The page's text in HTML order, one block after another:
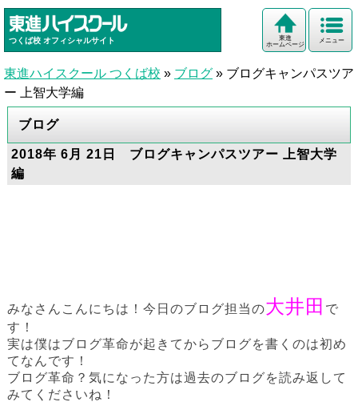
つくば校 オフィシャルサイト メニュー
東進
ホームページ
東進ハイスクール つくば校 » ブログ » ブログキャンパスツア
ー 上智大学編
ブログ
2018年 6月 21日 ブログキャンパスツアー 上智大学
編
みなさんこんにちは！今日のブログ担当の大井田 で
す！
実は僕はブログ革命が起きてからブログを書くのは初め
てなんです！
ブログ革命？気になった方は過去のブログを読み返して
みてくださいね！